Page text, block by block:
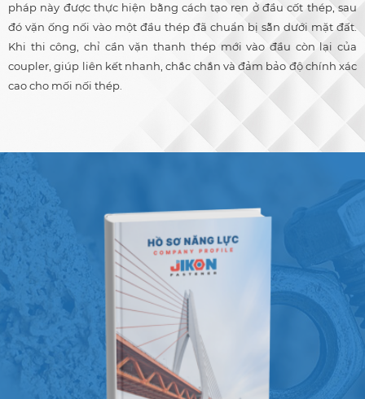
pháp này được thực hiện bằng cách tạo ren ở đầu cốt thép, sau
đó vặn ống nối vào một đầu thép đã chuẩn bị sẵn dưới mặt đất.
Khi thi công, chỉ cần vặn thanh thép mới vào đầu còn lại của
coupler, giúp liên kết nhanh, chắc chắn và đảm bảo độ chính xác
cao cho mối nối thép.